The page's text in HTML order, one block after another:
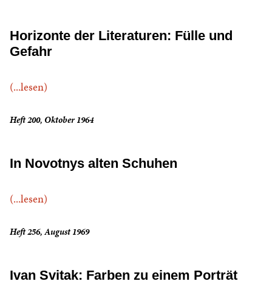
Horizonte der Literaturen: Fülle und
Gefahr
(...lesen)
Heft 200, Oktober 1964
In Novotnys alten Schuhen
(...lesen)
Heft 256, August 1969
Ivan Svitak: Farben zu einem Porträt